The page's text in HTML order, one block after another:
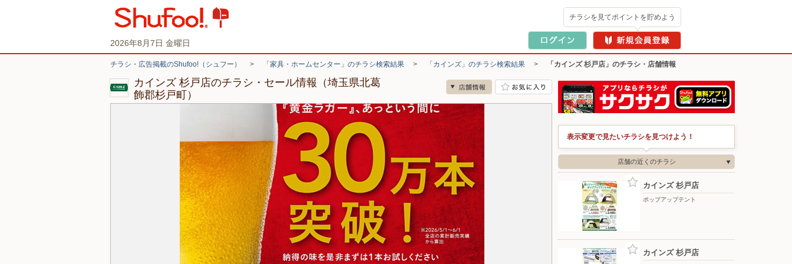
2026年8月7日 金曜日
チラシを見てポイントを貯めよう
チラシ・広告掲載のShufoo!（シュフー） > 「家具・ホームセンター」のチラシ検索結果 > 「カインズ」のチラシ検索結果 > 「カインズ 杉戸店」のチラシ・店舗情報
カインズ 杉戸店のチラシ・セール情報（埼玉県北葛
飾郡杉戸町）
表示変更で見たいチラシを見つけよう！
店舗の近くのチラシ
カインズ 杉戸店
ポップアップテント
カインズ 杉戸店